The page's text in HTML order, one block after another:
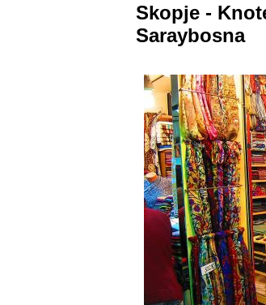
Skopje -
Saraybosna